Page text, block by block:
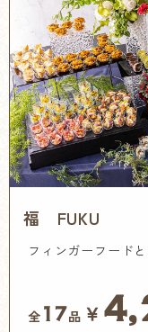
福 FUKU
フィンガーフード
全 17品 ￥